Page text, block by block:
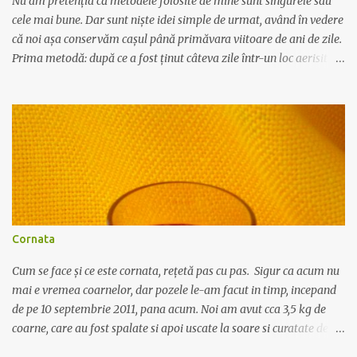
cele mai bune. Dar sunt niște idei simple de urmat, având în vedere
că noi așa conservăm cașul până primăvara viitoare de ani de zile.
Prima metodă: după ce a fost ținut câteva zile într-un loc aerisit să
fiecare felie o învelim în pungă de plastic apoi toate feliile le
punem într-un sertar la congelator. A doua metodă: se feliază
cașul și se dă prin mașina de tocat. Se dă sare după gust și se
formează suluri învelite în folie transparentă care se pun la
congelator. Când avem nevoie de o felie sau de un rulou, îl scoatem
de la congelator și îl lăsăm în frigider până când se dezgheață - de
regulă de seara până dimineața. Dacă îl scoateți direct din
repede, pierde apa și rămâne un fel de brânză zguroasă și
neplăcută la gust c...
Cornata
Cum se face și ce este cornata, rețetă pas cu pas. Sigur ca acum nu
mai e vremea coarnelor, dar pozele le-am facut in timp, incepand
de pe 10 septembrie 2011, pana acum. Noi am avut cca 3,5 kg de
coarne, care au fost spalate si apoi uscate la soare si curatate de